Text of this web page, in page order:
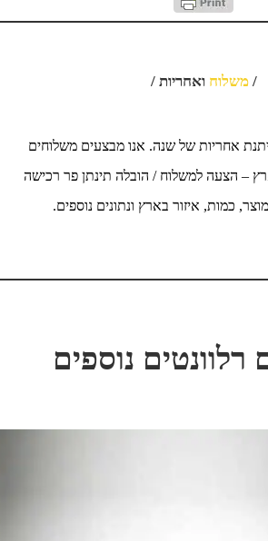
/משלוח ואחריות /
אחריות של שנה. אנו מבצעים משלוחים
– הצעה למשלוח / הובלה תינתן פר רכישה
כמות, איזור בארץ ונתונים נוספים.
רלוונטים נוספים